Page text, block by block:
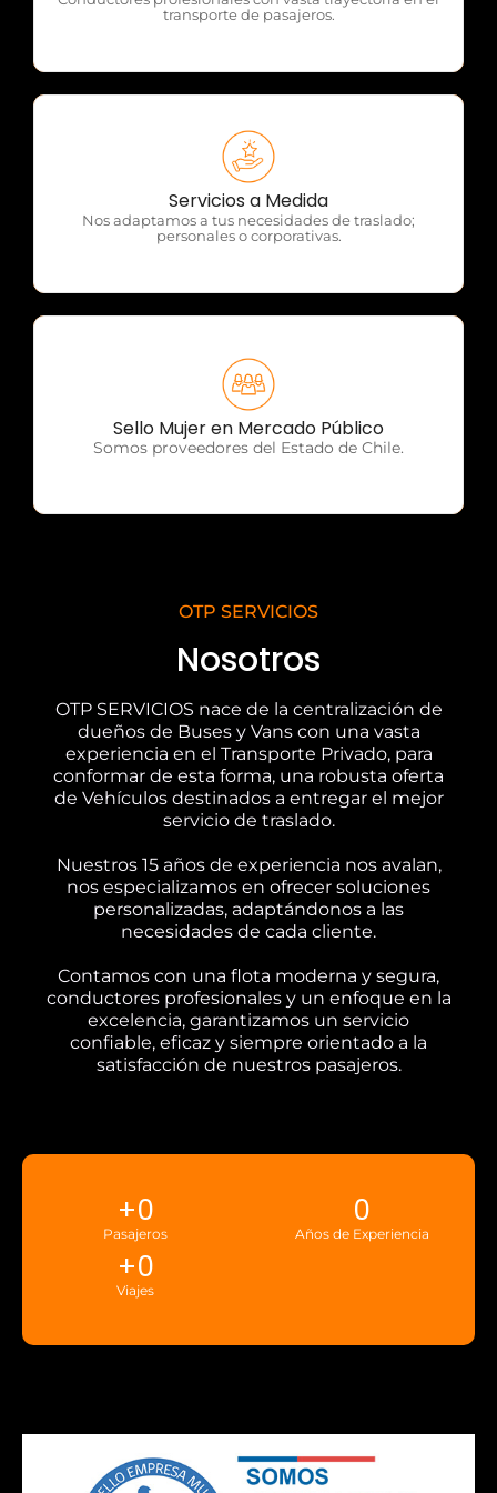
transporte de pasajeros.
Servicios a Medida
Nos adaptamos a tus necesidades de traslado;
personales o corporativas.
OTP Servicios
Sello Mujer en Mercado Público
Somos proveedores del Estado de Chile.
OTP Servicios
OTP SERVICIOS
Nosotros
OTP SERVICIOS nace de la centralización de
dueños de Buses y Vans con una vasta
experiencia en el Transporte Privado, para
conformar de esta forma, una robusta oferta
de Vehículos destinados a entregar el mejor
servicio de traslado.
Nuestros 15 años de experiencia nos avalan,
nos especializamos en ofrecer soluciones
personalizadas, adaptándonos a las
necesidades de cada cliente.
Contamos con una flota moderna y segura,
conductores profesionales y un enfoque en la
excelencia, garantizamos un servicio
confiable, eficaz y siempre orientado a la
satisfacción de nuestros pasajeros.
Pasajeros
+0
Años de Experiencia
0
Viajes
+0